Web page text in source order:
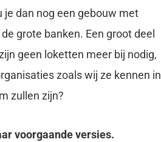
dan nog een gebouw met
grote banken. Een groot deel
geen loketten meer bij nodig,
zoals wij ze kennen in
zullen zijn?
voorgaande versies.